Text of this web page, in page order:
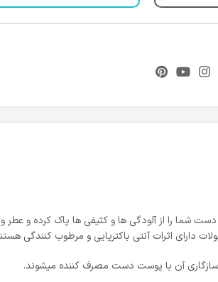
شما را از آلودگی ها و کثیفی ها پاک کرده و
اثرات آنتی باکتریایی و مرطوب کنندگی